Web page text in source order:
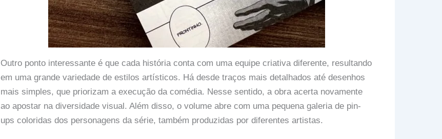
Outro ponto interessante é que cada história conta com uma equipe criativa diferente, resultando
em uma grande variedade de estilos artísticos. Há desde traços mais detalhados até desenhos
mais simples, que priorizam a execução da comédia. Nesse sentido, a obra acerta novamente
ao apostar na diversidade visual. Além disso, o volume abre com uma pequena galeria de pin-
ups coloridas dos personagens da série, também produzidas por diferentes artistas.